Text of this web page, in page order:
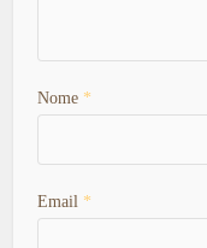
Nome *
Email *